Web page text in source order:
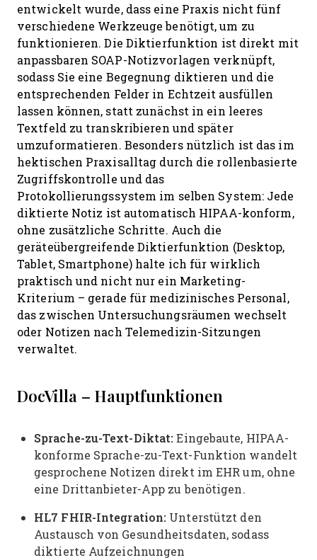
entwickelt wurde, dass eine Praxis nicht fünf
verschiedene Werkzeuge benötigt, um zu
funktionieren. Die Diktierfunktion ist direkt mit
anpassbaren SOAP-Notizvorlagen verknüpft,
sodass Sie eine Begegnung diktieren und die
entsprechenden Felder in Echtzeit ausfüllen
lassen können, statt zunächst in ein leeres
Textfeld zu transkribieren und später
umzuformatieren. Besonders nützlich ist das im
hektischen Praxisalltag durch die rollenbasierte
Zugriffskontrolle und das
Protokollierungssystem im selben System: Jede
diktierte Notiz ist automatisch HIPAA-konform,
ohne zusätzliche Schritte. Auch die
geräteübergreifende Diktierfunktion (Desktop,
Tablet, Smartphone) halte ich für wirklich
praktisch und nicht nur ein Marketing-
Kriterium – gerade für medizinisches Personal,
das zwischen Untersuchungsräumen wechselt
oder Notizen nach Telemedizin-Sitzungen
verwaltet.
DocVilla – Hauptfunktionen
Sprache-zu-Text-Diktat:Eingebaute, HIPAA-
konforme Sprache-zu-Text-Funktion wandelt
gesprochene Notizen direkt im EHR um, ohne
eine Drittanbieter-App zu benötigen.
HL7 FHIR-Integration: Unterstützt den
Austausch von Gesundheitsdaten, sodass
diktierte Aufzeichnungen